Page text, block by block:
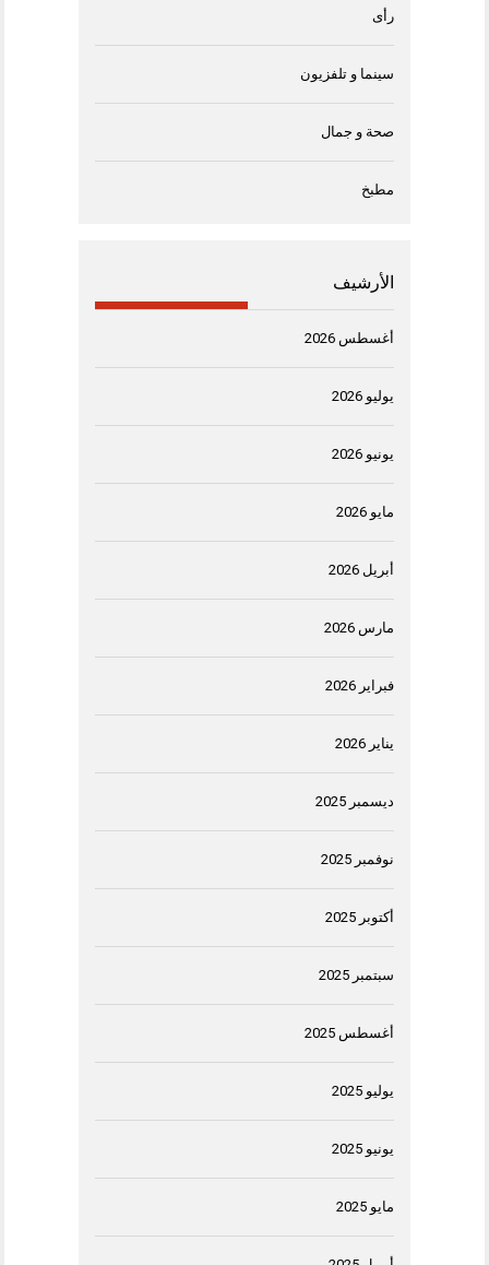
رأى
سينما و تلفزيون
صحة و جمال
مطبخ
الأرشيف
أغسطس 2026
يوليو 2026
يونيو 2026
مايو 2026
أبريل 2026
مارس 2026
فبراير 2026
يناير 2026
ديسمبر 2025
نوفمبر 2025
أكتوبر 2025
سبتمبر 2025
أغسطس 2025
يوليو 2025
يونيو 2025
مايو 2025